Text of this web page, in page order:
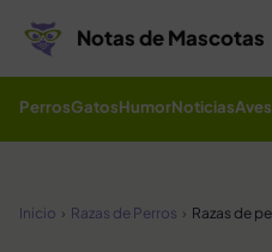
Notas de Mascotas
PerrosGatosHumorNoticiasAves
Inicio Razas de Perros